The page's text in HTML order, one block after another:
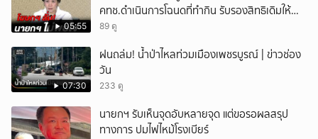
05:55
คทช.ดำเนินการโฉนดที่ทำกิน รับรองสิทธิเดิมให้
เสร็จใน1เดือน
89 ดู
07:30
ฝนถล่ม! น้ำป่าไหลท่วมเมืองเพชรบูรณ์ | ข่าวช่อง
วัน
233 ดู
นายกฯ รับเห็นจุดอับหลายจุด แต่ขอรอผลสรุป
ทางการ ปมไฟไหม้โรงเบียร์